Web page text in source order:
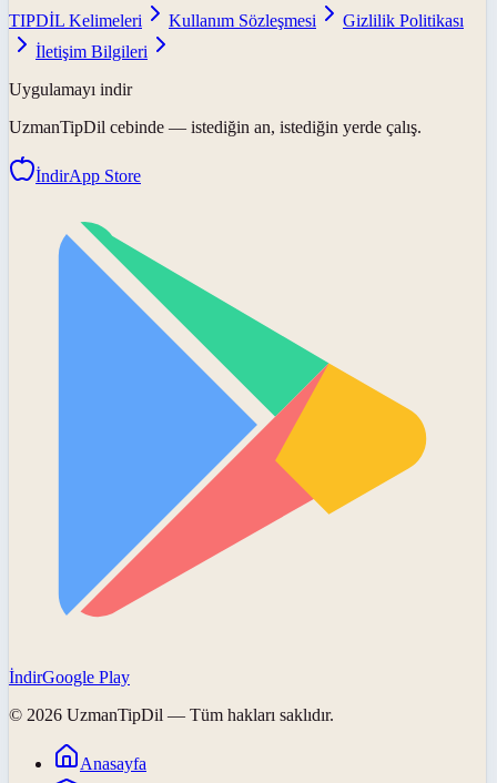
TIPDİL Kelimeleri
Kullanım Sözleşmesi
Gizlilik Politikası
İletişim Bilgileri
Uygulamayı indir
UzmanTipDil cebinde — istediğin an, istediğin yerde çalış.
İndirApp Store
İndirGoogle Play
© 2026 UzmanTipDil — Tüm hakları saklıdır.
Anasayfa